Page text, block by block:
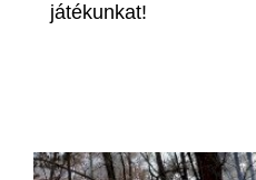
játékunkat!